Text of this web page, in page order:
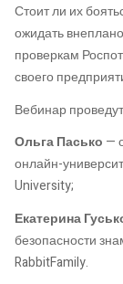
Стоит ли их
ожидать
проверкам
своего
Вебинар
Ольга Пасько —
онлайн-
University;
Екатерина
безопасности
RabbitFamily.